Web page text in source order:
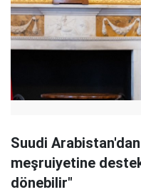
Suudi
meşruiyetine
dönebilir"